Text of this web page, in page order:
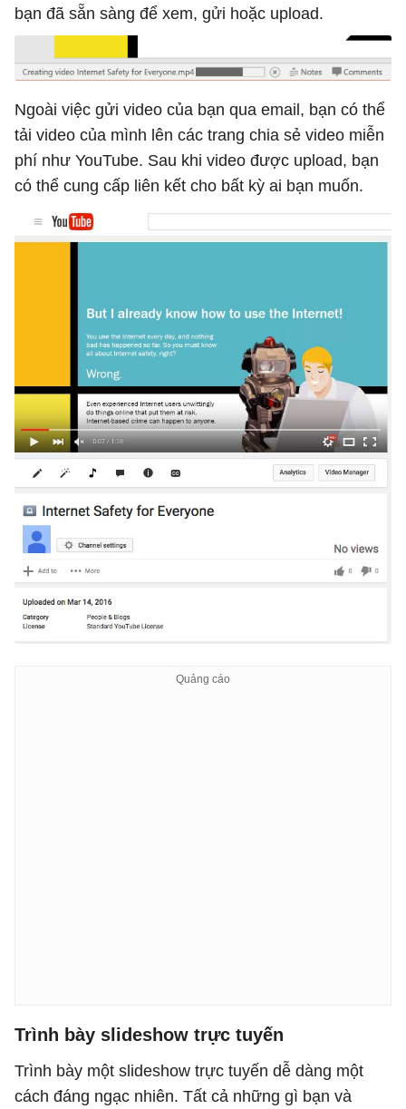
bạn đã sẵn sàng để xem, gửi hoặc upload.
Ngoài việc gửi video của bạn qua email, bạn có thể
tải video của mình lên các trang chia sẻ video miễn
phí như YouTube. Sau khi video được upload, bạn
có thể cung cấp liên kết cho bất kỳ ai bạn muốn.
Trình bày slideshow trực tuyến
Trình bày một slideshow trực tuyến dễ dàng một
cách đáng ngạc nhiên. Tất cả những gì bạn và